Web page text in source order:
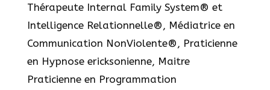
Thérapeute Internal Family System® et
Intelligence Relationnelle®, Médiatrice en
Communication NonViolente®, Praticienne
en Hypnose ericksonienne, Maitre
Praticienne en Programmation